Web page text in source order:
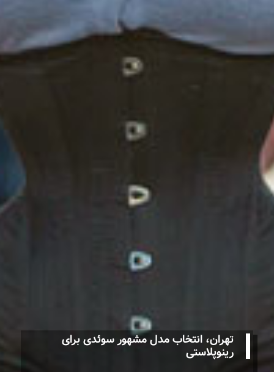
تهران، انتخاب مدل مشهور سوئدی برای
رینوپلاستی